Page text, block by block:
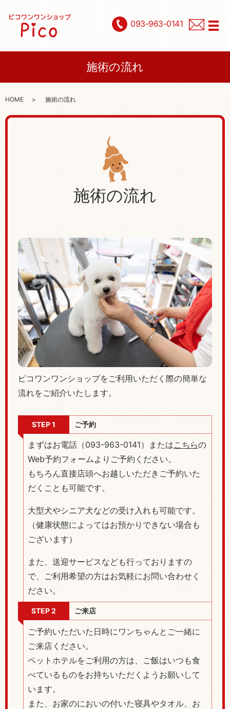
093-963-0141
メ
施術の流れ
HOME 施術の流れ
施術の流れ
ピコワンワンショップをご利用いただく際の簡単な
流れをご紹介いたします。
STEP 1 ご予約
まずはお電話（093-963-0141）またはこちらの
Web予約フォームよりご予約ください。
もちろん直接店頭へお越しいただきご予約いた
だくことも可能です。
大型犬やシニア犬などの受け入れも可能です。
（健康状態によってはお預かりできない場合も
ございます）
また、送迎サービスなども行っておりますの
で、ご利用希望の方はお気軽にお問い合わせく
ださい。
STEP 2 ご来店
ご予約いただいた日時にワンちゃんとご一緒に
ご来店ください。
ペットホテルをご利用の方は、ご飯はいつも食
べているものをお持ちいただくようお願いして
います。
また、お家のにおいの付いた寝具やタオル、お